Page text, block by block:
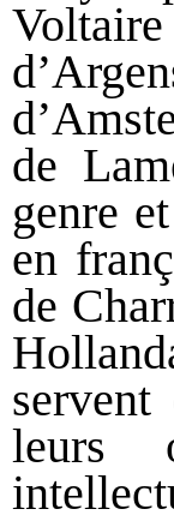
de
genre
en
de
leurs